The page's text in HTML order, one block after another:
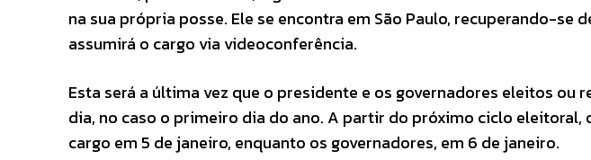
na sua própria posse. Ele se encontra em São Paulo, recuperando-se
assumirá o cargo via videoconferência.
Esta será a última vez que o presidente e os governadores eleitos ou
dia, no caso o primeiro dia do ano. A partir do próximo ciclo eleitoral,
cargo em 5 de janeiro, enquanto os governadores, em 6 de janeiro.